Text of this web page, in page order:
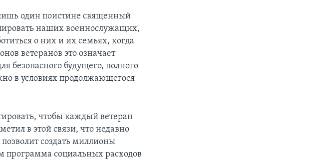
один поистине священный
наших военнослужащих,
о них и их семьях, когда
ветеранов это означает
безопасного будущего, полного
в условиях продолжающегося
чтобы каждый ветеран
в этой связи, что недавно
создать миллионы
программа социальных расходов